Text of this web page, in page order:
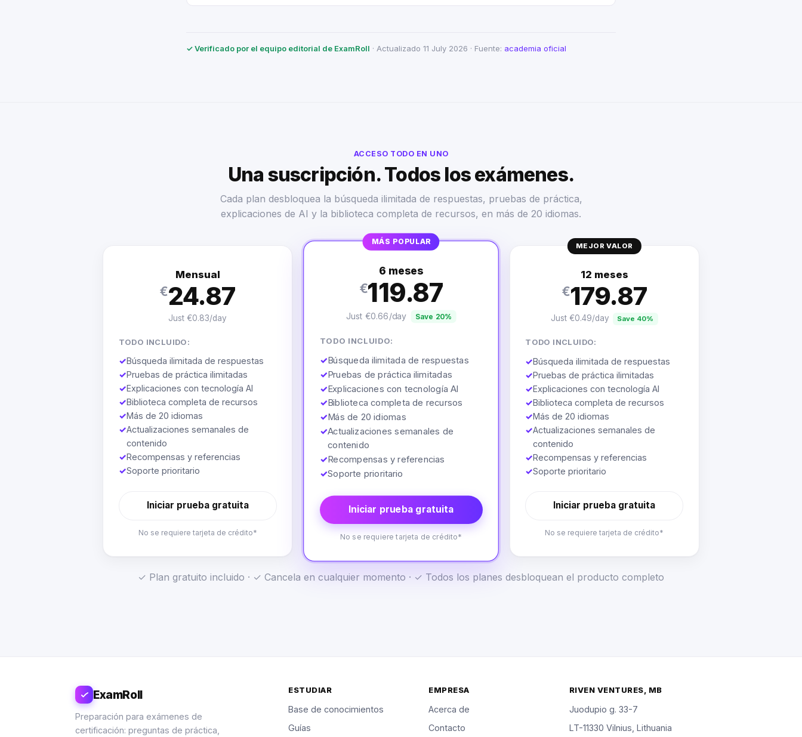
✓ Verificado por el equipo editorial de ExamRoll · Actualizado 11 July 2026 · Fuente: academia oficial
ACCESO TODO EN UNO
Una suscripción. Todos los exámenes.
Cada plan desbloquea la búsqueda ilimitada de respuestas, pruebas de práctica,
explicaciones de AI y la biblioteca completa de recursos, en más de 20 idiomas.
Mensual
€24.87
Just €0.83/day
TODO INCLUIDO:
✓Búsqueda ilimitada de respuestas
✓Pruebas de práctica ilimitadas
✓Explicaciones con tecnología AI
✓Biblioteca completa de recursos
✓Más de 20 idiomas
✓Actualizaciones semanales de
contenido
✓Recompensas y referencias
✓Soporte prioritario
Iniciar prueba gratuita
No se requiere tarjeta de crédito*
MÁS POPULAR
6 meses
€119.87
Just €0.66/day Save 20%
TODO INCLUIDO:
✓Búsqueda ilimitada de respuestas
✓Pruebas de práctica ilimitadas
✓Explicaciones con tecnología AI
✓Biblioteca completa de recursos
✓Más de 20 idiomas
✓Actualizaciones semanales de
contenido
✓Recompensas y referencias
✓Soporte prioritario
Iniciar prueba gratuita
No se requiere tarjeta de crédito*
MEJOR VALOR
12 meses
€179.87
Just €0.49/day Save 40%
TODO INCLUIDO:
✓Búsqueda ilimitada de respuestas
✓Pruebas de práctica ilimitadas
✓Explicaciones con tecnología AI
✓Biblioteca completa de recursos
✓Más de 20 idiomas
✓Actualizaciones semanales de
contenido
✓Recompensas y referencias
✓Soporte prioritario
Iniciar prueba gratuita
No se requiere tarjeta de crédito*
✓ Plan gratuito incluido · ✓ Cancela en cualquier momento · ✓ Todos los planes desbloquean el producto completo
ExamRoll
Preparación para exámenes de
certificación: preguntas de práctica,
ESTUDIAR
Base de conocimientos
Guías
EMPRESA
Acerca de
Contacto
RIVEN VENTURES, MB
Juodupio g. 33-7
LT-11330 Vilnius, Lithuania